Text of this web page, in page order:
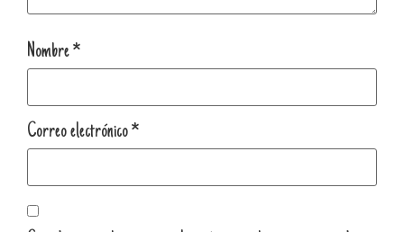
Nombre*
Correo electrónico*